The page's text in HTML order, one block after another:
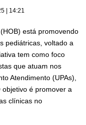
| 14:21
está promovendo
pediátricas, voltado a
tem como foco
que atuam nos
Atendimento (UPAs),
é promover a
clínicas no